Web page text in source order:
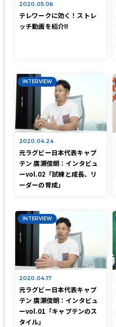
2020.05.06
テレワークに効く！ストレ
ッチ動画を紹介!!
INTERVIEW
2020.04.24
元ラグビー日本代表キャプ
テン 廣瀬俊朗：インタビュ
ーvol.02「試練と成長、リ
ーダーの育成」
INTERVIEW
2020.04.17
元ラグビー日本代表キャプ
テン 廣瀬俊朗：インタビュ
ーvol.01「キャプテンのス
タイル」